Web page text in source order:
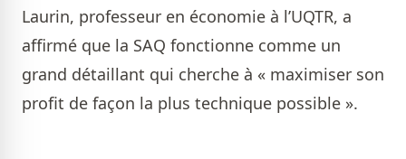
Laurin, professeur en économie à l’UQTR, a
affirmé que la SAQ fonctionne comme un
grand détaillant qui cherche à « maximiser son
profit de façon la plus technique possible ».